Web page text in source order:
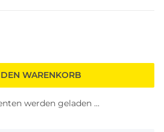
WARENKORB
werden geladen ...